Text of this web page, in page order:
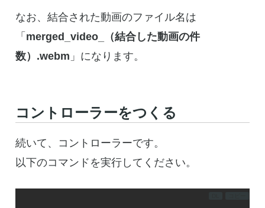
なお、結合された動画のファイル名は
「 merged_video_（結合した動画の件
数）.webm 」になります。
コントローラーをつくる
続いて、コントローラーです。
以下のコマンドを実行してください。